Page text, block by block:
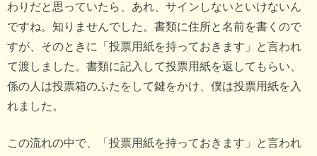
わりだと思っていたら、あれ、サインしないといけないん
ですね。知りませんでした。書類に住所と名前を書くので
すが、そのときに「投票用紙を持っておきます」と言われ
て渡しました。書類に記入して投票用紙を返してもらい、
係の人は投票箱のふたをして鍵をかけ、僕は投票用紙を入
れました。
この流れの中で、「投票用紙を持っておきます」と言われ